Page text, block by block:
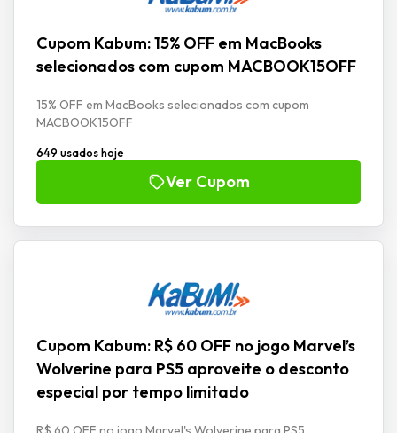
Cupom Kabum: 15% OFF em MacBooks
selecionados com cupom MACBOOK15OFF
15% OFF em MacBooks selecionados com cupom
MACBOOK15OFF
649 usados hoje
Ver Cupom
Cupom Kabum: R$ 60 OFF no jogo Marvel’s
Wolverine para PS5 aproveite o desconto
especial por tempo limitado